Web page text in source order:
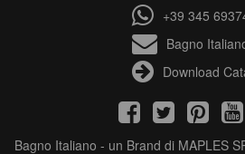
+39 345
Bagno
Download
Bagno Italiano - un Brand di MAPLES